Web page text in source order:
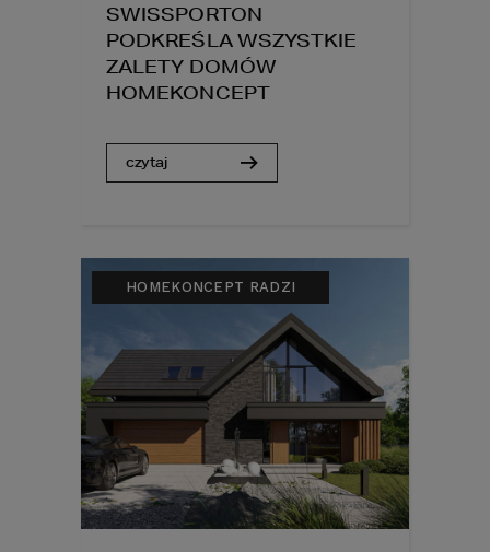
SWISSPORTON
PODKREŚLA WSZYSTKIE
ZALETY DOMÓW
HOMEKONCEPT
czytaj
HOMEKONCEPT RADZI